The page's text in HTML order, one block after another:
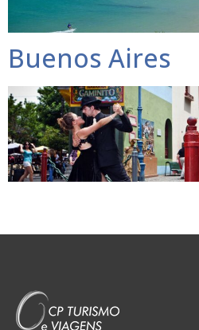
Buenos Aires